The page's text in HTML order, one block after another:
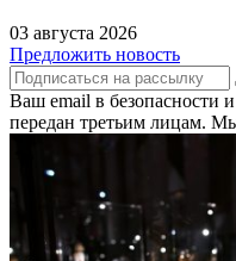
03 августа 2026
Предложить новость
Ваш email в безопасности
передан третьим лицам.